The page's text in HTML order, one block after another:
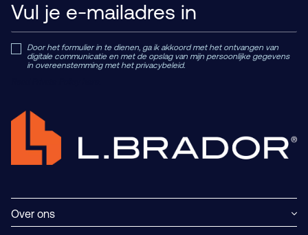
Door het formulier in te dienen, ga ik akkoord met het ontvangen van
digitale communicatie en met de opslag van mijn persoonlijke gegevens
in overeenstemming met het privacybeleid.
Over ons